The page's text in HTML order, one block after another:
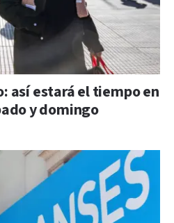
así estará el tiempo en
y domingo